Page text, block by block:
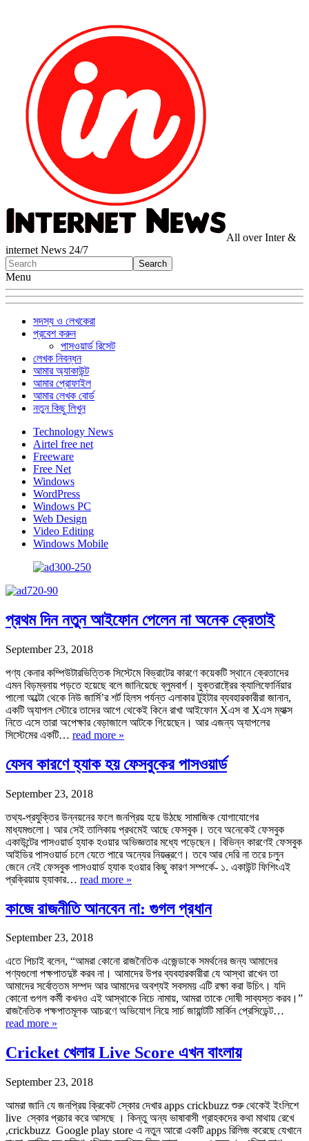
All over Inter &
internet News 24/7
Menu
সদস্য ও লেখকেরা
প্রবেশ করুন
পাসওয়ার্ড রিসেট
লেখক নিবন্ধন
আমার অ্যাকাউন্ট
আমার প্রোফাইল
আমার লেখক বোর্ড
নতুন কিছু লিখুন
Technology News
Airtel free net
Freeware
Free Net
Windows
WordPress
Windows PC
Web Design
Video Editing
Windows Mobile
প্রথম দিন নতুন আইফোন পেলেন না অনেক ক্রেতাই
September 23, 2018
পণ্য কেনার কম্পিউটারভিত্তিক সিস্টেমে বিভ্রাটের কারণে কয়েকটি স্থানে ক্রেতাদের
এমন বিড়ম্বনায় পড়তে হয়েছে বলে জানিয়েছে ব্লুমবার্গ। যুক্তরাষ্ট্রের ক্যালিফোর্নিয়ার
পালো অল্টো থেকে নিউ জার্সি’র শর্ট হিলস পর্যন্ত এলাকার টুইটার ব্যবহারকারীরা জানান,
একটি অ্যাপল স্টোরে তাদের আগে থেকেই কিনে রাখা আইফোন Xএস বা Xএস ম্যাক্স
নিতে এসে তারা অপেক্ষার বেড়াজালে আটকে গিয়েছেন। আর এজন্য অ্যাপলের
সিস্টেমের একটি… read more »
যেসব কারণে হ্যাক হয় ফেসবুকের পাসওয়ার্ড
September 23, 2018
তথ্য-প্রযুক্তির উন্নয়নের ফলে জনপ্রিয় হয়ে উঠছে সামাজিক যোগাযোগের
মাধ্যমগুলো। আর সেই তালিকায় প্রথমেই আছে ফেসবুক। তবে অনেকেই ফেসবুক
একাউন্টের পাসওয়ার্ড হ্যাক হওয়ার অভিজ্ঞতার মধ্যে পড়েছেন। বিভিন্ন কারণেই ফেসবুক
আইডির পাসওয়ার্ড চলে যেতে পারে অন্যের নিয়ন্ত্রণে। তবে আর দেরি না তরে চলুন
জেনে নেই ফেসবুক পাসওয়ার্ড হ্যাক হওয়ার কিছু কারণ সম্পর্কে- ১. একাউন্ট ফিশিংএই
প্রক্রিয়ায় হ্যাকার… read more »
কাজে রাজনীতি আনবেন না: গুগল প্রধান
September 23, 2018
এতে পিচাই বলেন, “আমরা কোনো রাজনৈতিক এজেন্ডাকে সমর্থনের জন্য আমাদের
পণ্যগুলো পক্ষপাতদুষ্ট করব না। আমাদের উপর ব্যবহারকারীরা যে আস্থা রাখেন তা
আমাদের সর্বোত্তম সম্পদ আর আমাদের অবশ্যই সবসময় এটি রক্ষা করা উচিৎ। যদি
কোনো গুগল কর্মী কখনও এই আস্থাকে নিচে নামায়, আমরা তাকে দোষী সাব্যস্ত করব।”
রাজনৈতিক পক্ষপাতমূলক আচরণে অভিযোগ নিয়ে সার্চ জায়ান্টটি মার্কিন প্রেসিডেন্ট…
read more »
Cricket খেলার Live Score এখন বাংলায়
September 23, 2018
আমরা জানি যে জনপ্রিয় ক্রিকেট স্কোর দেখার apps crickbuzz শুরু থেকেই ইংলিশে
live স্কোর প্রচার করে আসছে । কিন্তু অন্য ভাষাবাসী গ্রাহকদের কথা মাথায় রেখে
,crickbuzz Google play store এ নতুন আরো একটি apps রিলিজ করেছে যেখানে